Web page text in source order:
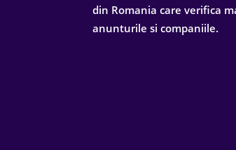
din Romania care verifica
anunturile si companiile.